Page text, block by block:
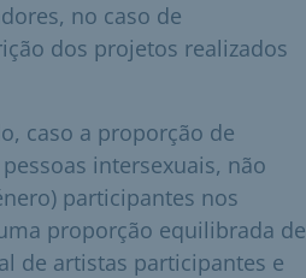
no caso de
dos projetos realizados
caso a proporção de
intersexuais, não
participantes nos
proporção equilibrada de
de artistas participantes e